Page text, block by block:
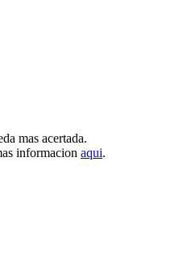
mas acertada.
informacion aqui.